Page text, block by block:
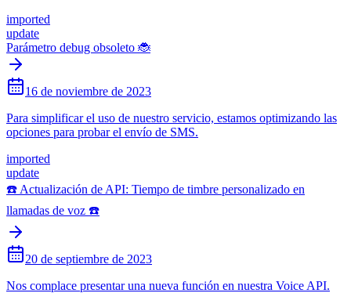
imported
update
Parámetro debug obsoleto 🐞
16 de noviembre de 2023
Para simplificar el uso de nuestro servicio, estamos optimizando las
opciones para probar el envío de SMS.
imported
update
☎️ Actualización de API: Tiempo de timbre personalizado en
llamadas de voz ☎️
20 de septiembre de 2023
Nos complace presentar una nueva función en nuestra Voice API.